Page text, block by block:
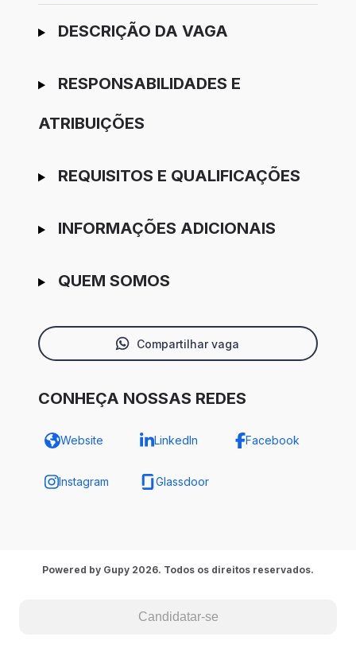
Ir para candidatura
DESCRIÇÃO DA VAGA
RESPONSABILIDADES E
ATRIBUIÇÕES
REQUISITOS E QUALIFICAÇÕES
INFORMAÇÕES ADICIONAIS
QUEM SOMOS
Compartilhar vaga
CONHEÇA NOSSAS REDES
Website LinkedIn Facebook
Instagram Glassdoor
Candidatar-se
Powered by Gupy 2026. Todos os direitos reservados.